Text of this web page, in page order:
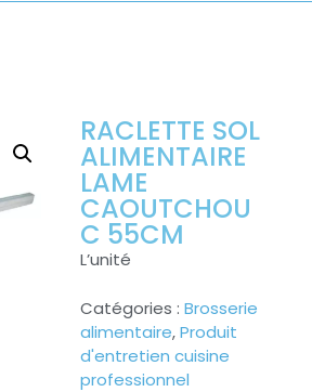
RACLETTE SOL
ALIMENTAIRE
LAME
CAOUTCHOU
C 55CM
L’unité
Catégories : Brosserie
alimentaire,Produit
d'entretien cuisine
professionnel